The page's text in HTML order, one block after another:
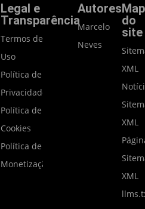
Legal e
Transparência
Termos de
Uso
Política de
Privacidade
Política de
Cookies
Política de
Monetização
Autores
Marcelo
Neves
do
site
XML
XML
XML